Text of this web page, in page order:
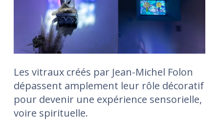
Les vitraux créés par Jean-Michel Folon
dépassent amplement leur rôle décoratif
pour devenir une expérience sensorielle,
voire spirituelle.